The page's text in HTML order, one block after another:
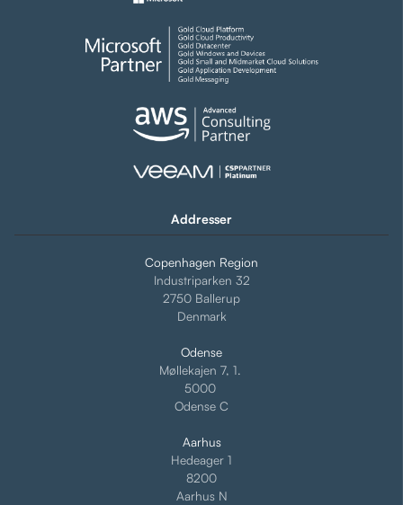
Addresser
Copenhagen Region
Industriparken 32
2750 Ballerup
Denmark
Odense
Møllekajen 7, 1.
5000
Odense C
Aarhus
Hedeager 1
8200
Aarhus N